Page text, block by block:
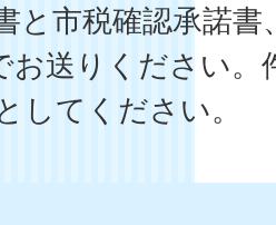
と市税確認承諾
お送りください。
してください。